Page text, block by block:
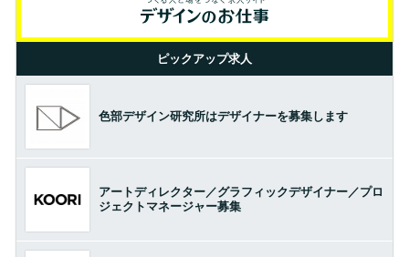
ピックアップ求人
色部デザイン研究所はデザイナーを募集します
アートディレクター／グラフィックデザイナー／プロ
ジェクトマネージャー募集